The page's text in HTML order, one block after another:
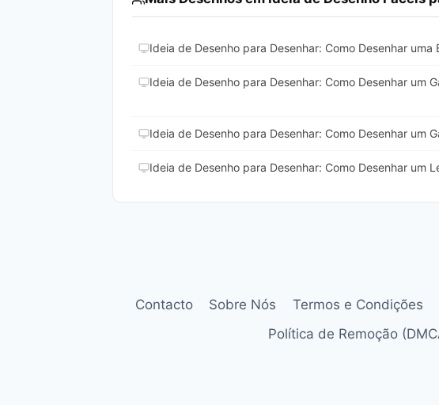
Ideia de Desenho para Desenhar: Como Desenhar uma
Ideia de Desenho para Desenhar: Como Desenhar um
Ideia de Desenho para Desenhar: Como Desenhar um
Ideia de Desenho para Desenhar: Como Desenhar um
Contacto Sobre Nós Termos e Condições
Política de Remoção